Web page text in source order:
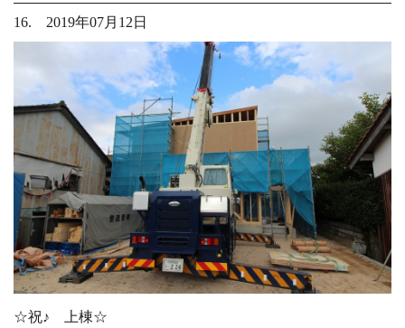
16. 2019年07月12日
☆祝♪ 上棟☆